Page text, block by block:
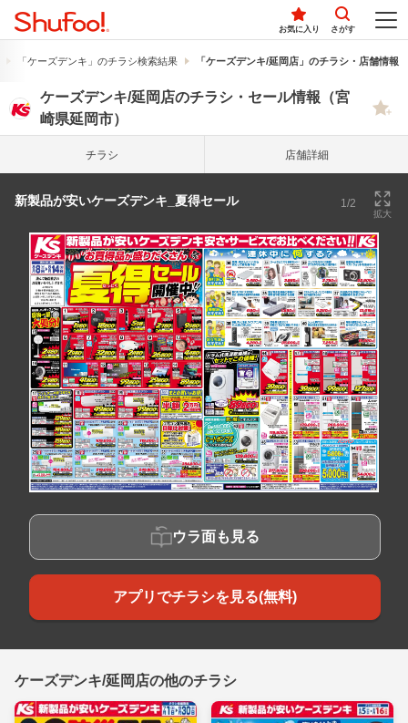
お気に入り さがす
「ケーズデンキ」のチラシ検索結果 「ケーズデンキ/延岡店」のチラシ・店舗情報
ケーズデンキ/延岡店のチラシ・セール情報（宮
崎県延岡市）
チラシ 店舗詳細
新製品が安いケーズデンキ_夏得セール 1/2
拡大
ウラ面も見る
アプリでチラシを見る(無料)
ケーズデンキ/延岡店の他のチラシ